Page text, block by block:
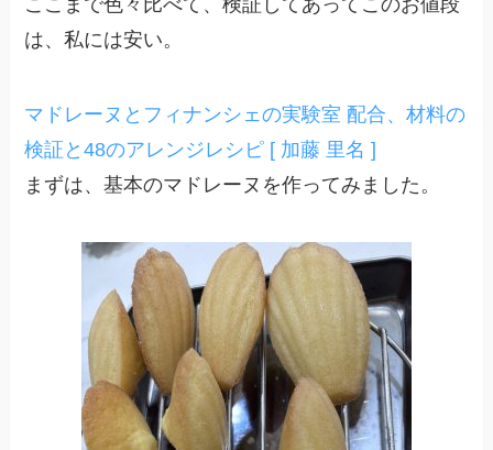
ここまで色々比べて、検証してあってこのお値段
は、私には安い。
マドレーヌとフィナンシェの実験室 配合、材料の
検証と48のアレンジレシピ [ 加藤 里名 ]
まずは、基本のマドレーヌを作ってみました。